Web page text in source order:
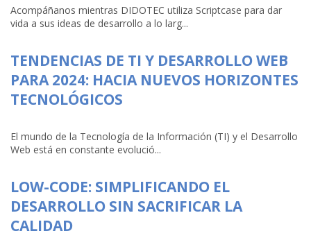
Acompáñanos mientras DIDOTEC utiliza Scriptcase para dar
vida a sus ideas de desarrollo a lo larg...
TENDENCIAS DE TI Y DESARROLLO WEB
PARA 2024: HACIA NUEVOS HORIZONTES
TECNOLÓGICOS
El mundo de la Tecnología de la Información (TI) y el Desarrollo
Web está en constante evolució...
LOW-CODE: SIMPLIFICANDO EL
DESARROLLO SIN SACRIFICAR LA
CALIDAD